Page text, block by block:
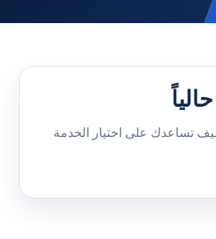
تساعدك على اختيار الخدمة